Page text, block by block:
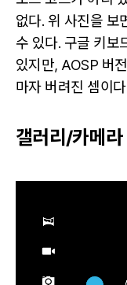
없다. 위 사진을 보
수 있다. 구글 키보
있지만, AOSP 버
마자 버려진 셈이
갤러리/카메라